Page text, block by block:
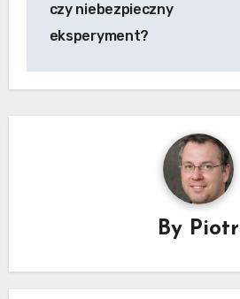
czy niebezpieczny
eksperyment?
By Piotr